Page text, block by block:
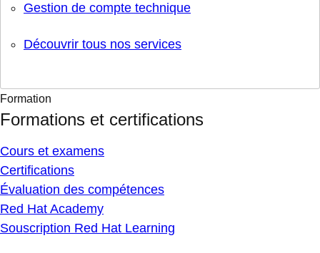
Gestion de compte technique
Découvrir tous nos services
Formation
Formations et certifications
Cours et examens
Certifications
Évaluation des compétences
Red Hat Academy
Souscription Red Hat Learning